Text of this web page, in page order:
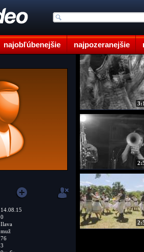
najobľúbenejšie najpozeranejšie
14.08.15
0
Ilava
muž
76
3